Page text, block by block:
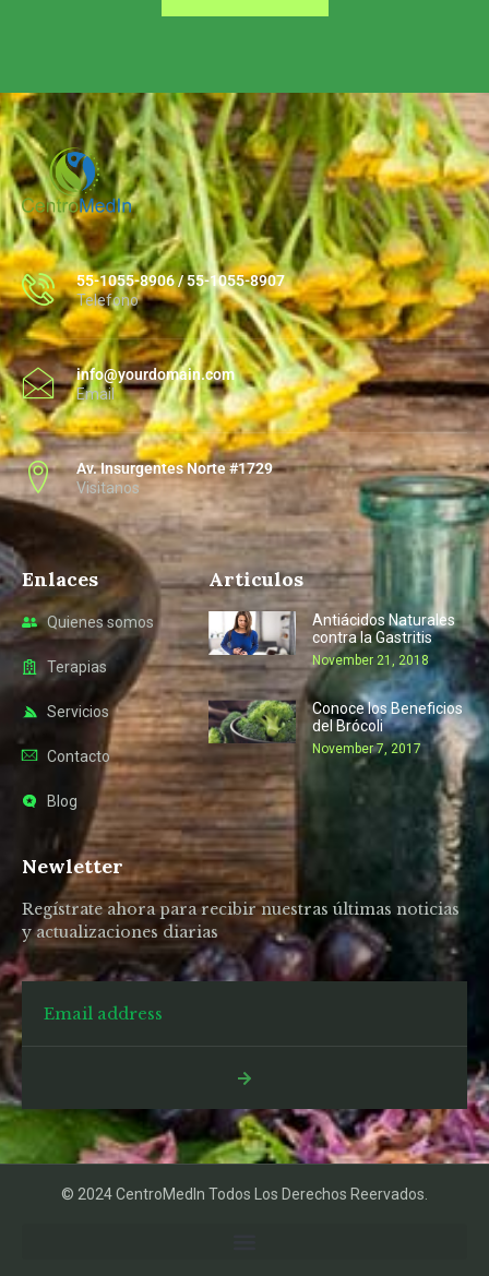
55-1055-8906 / 55-1055-8907
Telefono
info@yourdomain.com
Email
Av. Insurgentes Norte #1729
Visitanos
Enlaces
Quienes somos
Terapias
Servicios
Contacto
Blog
Articulos
Antiácidos Naturales
contra la Gastritis
November 21, 2018
Conoce los Beneficios
del Brócoli
November 7, 2017
Newletter
Regístrate ahora para recibir nuestras últimas noticias
y actualizaciones diarias
© 2024 CentroMedIn Todos Los Derechos Reervados.